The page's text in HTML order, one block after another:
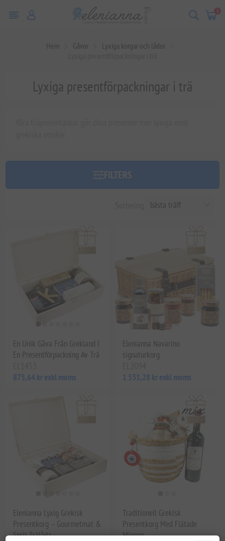
0
Hem Gåvor
Lyxiga korgar och lådor
Lyxiga presentförpackningar i trä
FILTERS
En Unik Gåva Från Grekland I
En Presentförpackning Av Trä
875,64 kr exkl moms
Elenianna Navarino
signaturkorg
1 531,28 kr exkl moms
Elenianna Lyxig Grekisk
Presentkorg – Gourmetmat &
Sprit Trälåda
Traditionell Grekisk
Presentkorg Med Flätade
Minnen